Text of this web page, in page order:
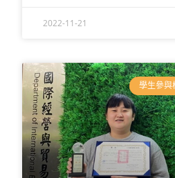
2022-11-21
學生參與